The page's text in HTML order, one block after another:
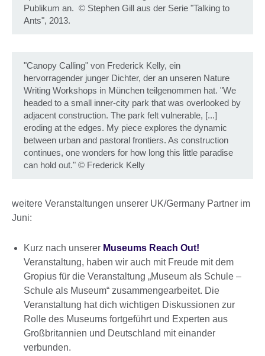
Publikum an. © Stephen Gill aus der Serie "Talking to
Ants", 2013.
"Canopy Calling" von Frederick Kelly, ein
hervorragender junger Dichter, der an unseren Nature
Writing Workshops in München teilgenommen hat. "We
headed to a small inner-city park that was overlooked by
adjacent construction. The park felt vulnerable, [...]
eroding at the edges. My piece explores the dynamic
between urban and pastoral frontiers. As construction
continues, one wonders for how long this little paradise
can hold out." © Frederick Kelly
weitere Veranstaltungen unserer UK/Germany Partner im
Juni:
Kurz nach unserer Museums Reach Out!
Veranstaltung, haben wir auch mit Freude mit dem
Gropius für die Veranstaltung „Museum als Schule –
Schule als Museum“ zusammengearbeitet. Die
Veranstaltung hat dich wichtigen Diskussionen zur
Rolle des Museums fortgeführt und Experten aus
Großbritannien und Deutschland mit einander
verbunden.